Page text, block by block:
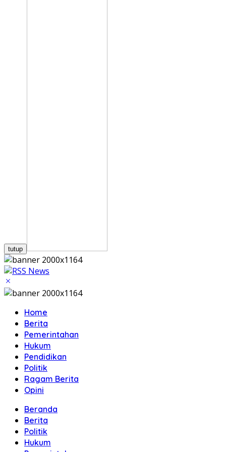
tutup
Home
Berita
Pemerintahan
Hukum
Pendidikan
Politik
Ragam Berita
Opini
Beranda
Berita
Politik
Hukum